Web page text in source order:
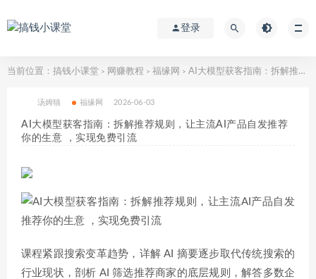
登录
当前位置： 搞钱小课堂 > 网赚教程 > 福缘网 > AI大模型获客指南：拆解推荐规则，让主流AI产品自发推荐你的生意 ，实现免费引流
汤姆猫 福缘网 2026-06-03
AI大模型获客指南：拆解推荐规则，让主流AI产品自发推荐
你的生意 ，实现免费引流
课程紧跟搜索变革趋势，详解 AI 摘要逐步取代传统搜索的
行业现状，剖析 AI 筛选推荐商家的底层规则，解答多数企